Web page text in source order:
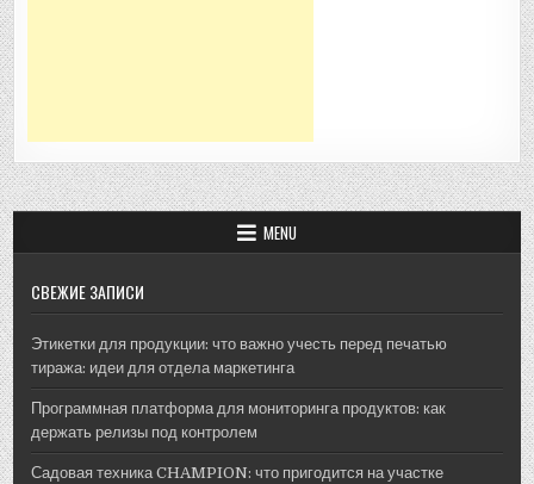
MENU
СВЕЖИЕ ЗАПИСИ
Этикетки для продукции: что важно учесть перед печатью
тиража: идеи для отдела маркетинга
Программная платформа для мониторинга продуктов: как
держать релизы под контролем
Садовая техника CHAMPION: что пригодится на участке